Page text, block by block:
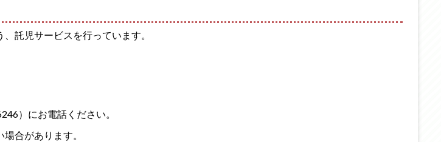
託児サービスを行っています。
）にお電話ください。
合があります。